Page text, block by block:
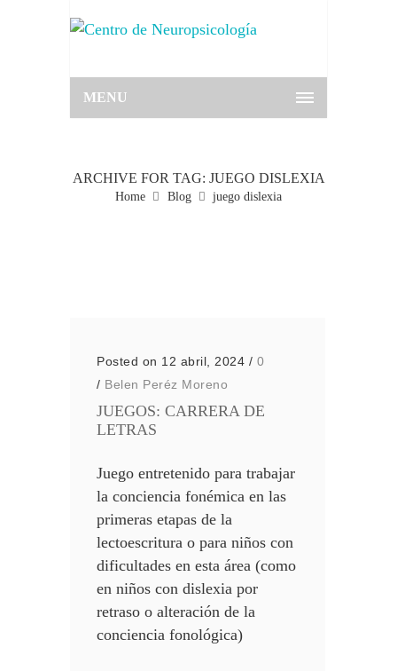
MENU
ARCHIVE FOR TAG: JUEGO DISLEXIA
Home Blog juego dislexia
Posted on 12 abril, 2024 / 0
/ Belen Peréz Moreno
JUEGOS: CARRERA DE
LETRAS
Juego entretenido para trabajar
la conciencia fonémica en las
primeras etapas de la
lectoescritura o para niños con
dificultades en esta área (como
en niños con dislexia por
retraso o alteración de la
conciencia fonológica)